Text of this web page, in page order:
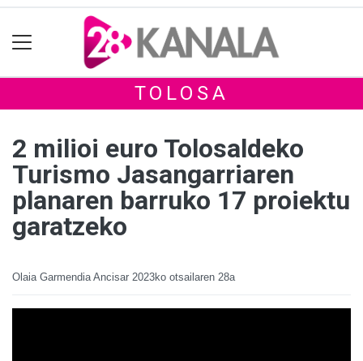
TOLOSA
2 milioi euro Tolosaldeko
Turismo Jasangarriaren
planaren barruko 17 proiektu
garatzeko
Olaia Garmendia Ancisar 2023ko otsailaren 28a